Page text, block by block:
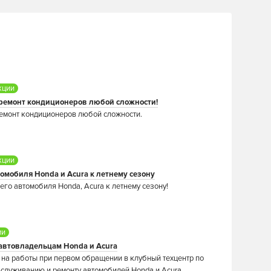
ТО
масел и
по регулировке
цепи
по замене цепи
ремонт
кондиционеров любой сложности!
кондиционеров любой сложности.
Honda и Acura к летнему сезону
автомобиля Honda, Acura к летнему сезону!
Honda и Acura
работы при первом обращении в клубный техцентр по